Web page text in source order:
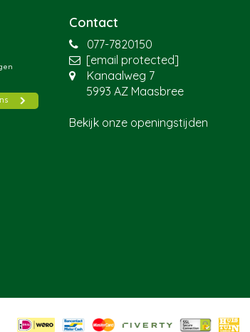
Contact
077-7820150
[email protected]
Kanaalweg 7
5993 AZ Maasbree
Bekijk onze openingstijden